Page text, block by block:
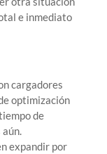
e inmediato
cargadores
optimización
de
expandir por